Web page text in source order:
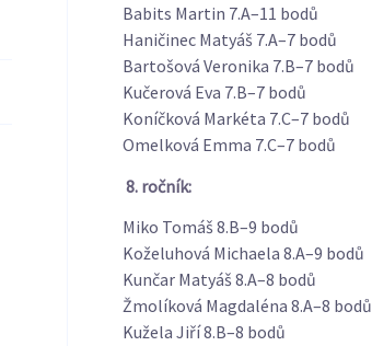
Babits Martin 7.A–11 bodů
Haničinec Matyáš 7.A–7 bodů
Bartošová Veronika 7.B–7 bodů
Kučerová Eva 7.B–7 bodů
Koníčková Markéta 7.C–7 bodů
Omelková Emma 7.C–7 bodů
8. ročník:
Miko Tomáš 8.B–9 bodů
Koželuhová Michaela 8.A–9 bodů
Kunčar Matyáš 8.A–8 bodů
Žmolíková Magdaléna 8.A–8 bodů
Kužela Jiří 8.B–8 bodů